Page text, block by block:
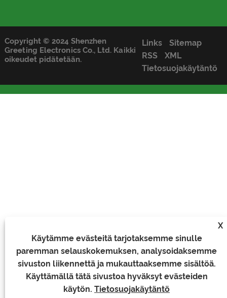
X
Käytämme evästeitä tarjotaksemme sinulle
paremman selauskokemuksen, analysoidaksemme
sivuston liikennettä ja mukauttaaksemme sisältöä.
Käyttämällä tätä sivustoa hyväksyt evästeiden
käytön. Tietosuojakäytäntö
Copyright © 2024 Shenzhen
Greeting Electronics Co., Ltd. Kaikki
oikeudet pidätetään.
Links
Sitemap
RSS
XML
Tietosuojakäytäntö